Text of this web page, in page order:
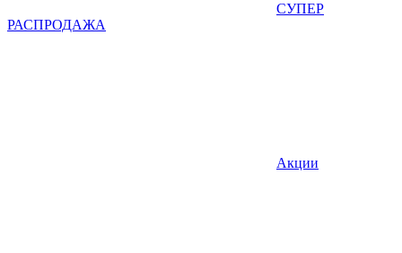
СУПЕР
РАСПРОДАЖА
Акции